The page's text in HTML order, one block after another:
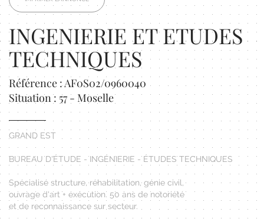
INGENIERIE ET ETUDES
TECHNIQUES
Référence : AF0S02/0960040
Situation : 57 - Moselle
GRAND EST
BUREAU D'ÉTUDE - INGÉNIERIE - ÉTUDES TECHNIQUES
Spécialisé structure, réhabilitation, génie civil,
ouvrage d'art + exécution. 50 ans de notoriété
et de reconnaissance sur secteur.